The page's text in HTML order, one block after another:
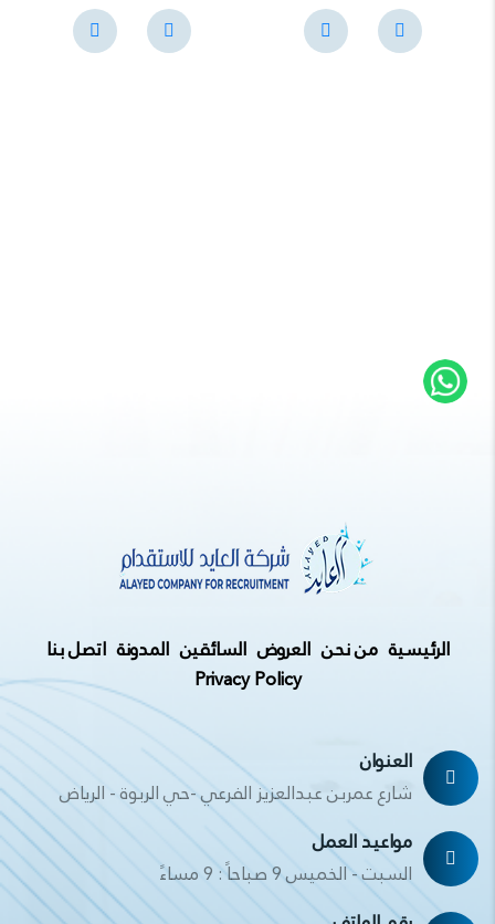
الرئيسية من نحن العروض السائقين المدونة اتصل بنا
Privacy Policy
العنوان
شارع عمربن عبدالعزيز الفرعي -حي الربوة - الرياض
مواعيد العمل
السبت - الخميس 9 صباحاً : 9 مساءً